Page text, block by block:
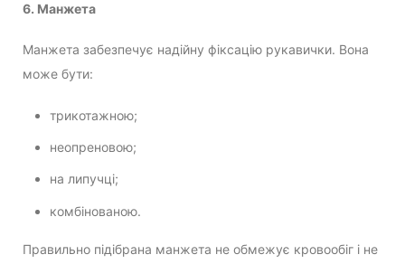
6. Манжета
Манжета забезпечує надійну фіксацію рукавички. Вона
може бути:
трикотажною;
неопреновою;
на липучці;
комбінованою.
Правильно підібрана манжета не обмежує кровообіг і не